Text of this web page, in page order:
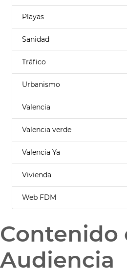
Playas
Sanidad
Tráfico
Urbanismo
Valencia
Valencia verde
Valencia Ya
Vivienda
Web FDM
Contenido
Audiencia